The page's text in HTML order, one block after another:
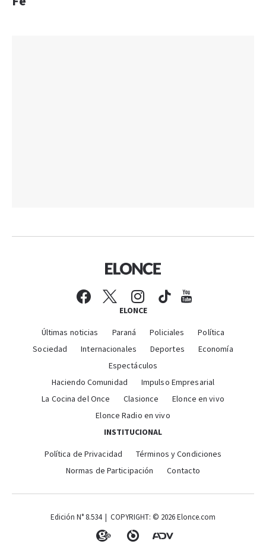
ELONCE
Últimas noticias Paraná Policiales
Política
Sociedad
Internacionales Deportes
Economía
Espectáculos
Haciendo Comunidad
Impulso Empresarial
La Cocina del Once
Clasionce
Elonce en vivo
Elonce Radio en vivo
INSTITUCIONAL
Política de Privacidad
Términos y Condiciones
Normas de Participación
Contacto
Edición N° 8.534 | COPYRIGHT: © 2026 Elonce.com